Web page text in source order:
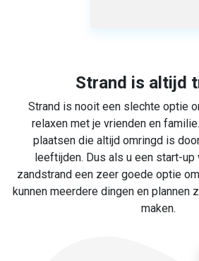
Strand is altijd
Strand is nooit een slechte optie
relaxen met je vrienden en
plaatsen die altijd omringd is
leeftijden. Dus als u een start-up
zandstrand een zeer goede optie
kunnen meerdere dingen en plannen
maken.